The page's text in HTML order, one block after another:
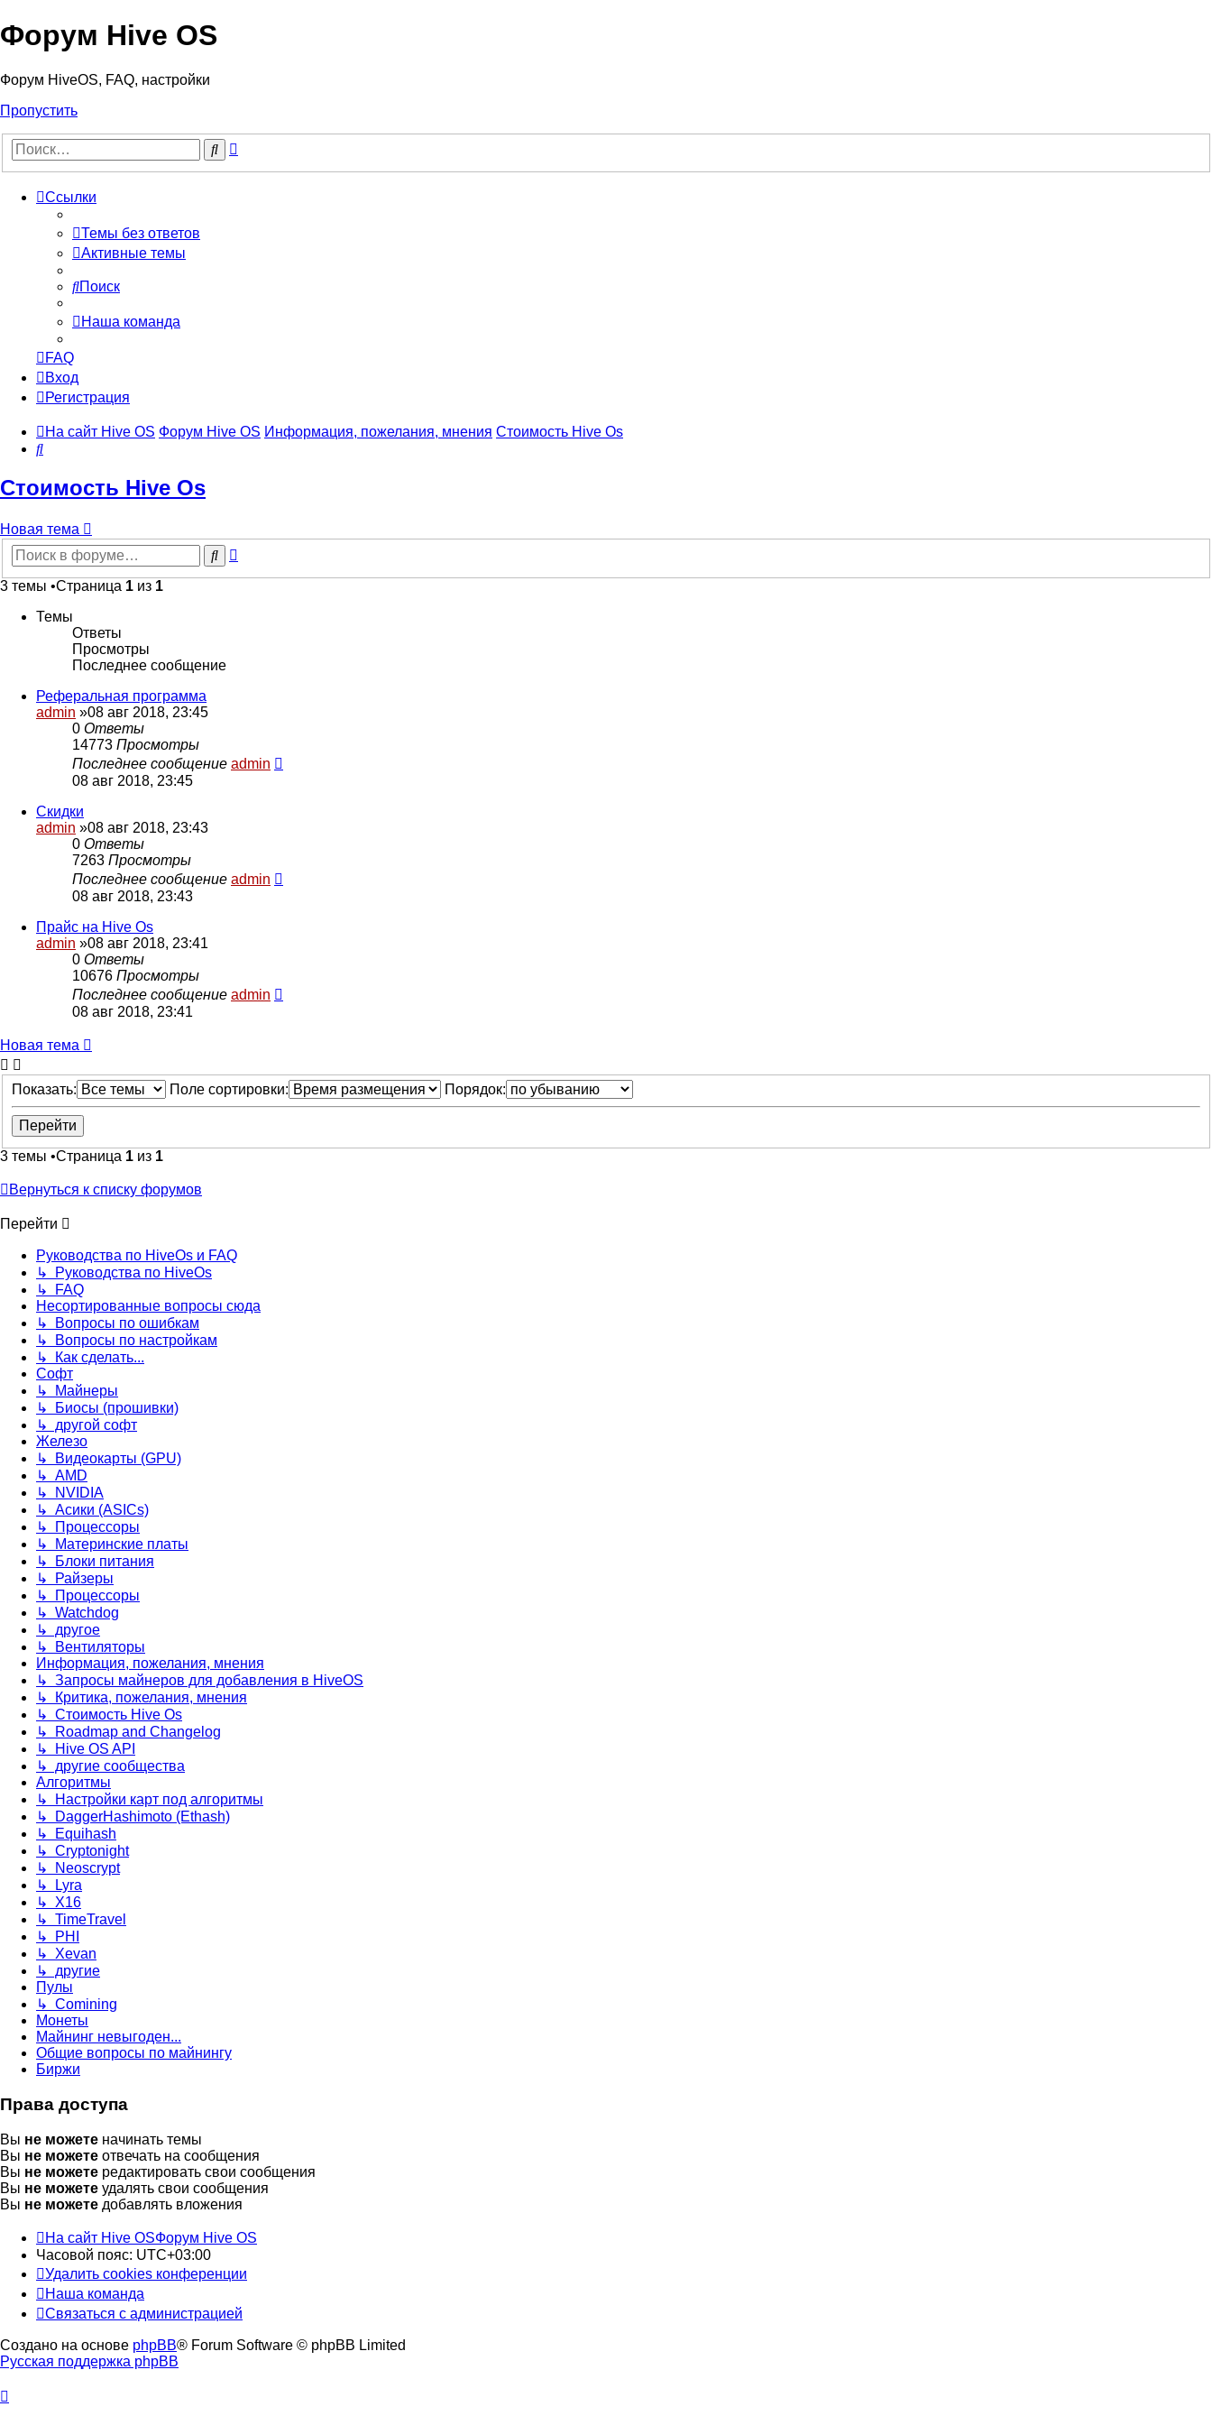
Форум Hive OS
Форум HiveOS, FAQ, настройки
Пропустить
Поиск
Ссылки
Темы без ответов
Активные темы
Поиск
Наша команда
FAQ
Вход
Регистрация
На сайт Hive OS Форум Hive OS Информация, пожелания, мнения Стоимость Hive Os
Поиск
Стоимость Hive Os
Новая тема
Поиск
3 темы •Страница 1 из 1
Темы
Ответы
Просмотры
Последнее сообщение
Реферальная программа
admin »08 авг 2018, 23:45
0 Ответы
14773 Просмотры
Последнее сообщение admin
08 авг 2018, 23:45
Скидки
admin »08 авг 2018, 23:43
0 Ответы
7263 Просмотры
Последнее сообщение admin
08 авг 2018, 23:43
Прайс на Hive Os
admin »08 авг 2018, 23:41
0 Ответы
10676 Просмотры
Последнее сообщение admin
08 авг 2018, 23:41
Новая тема
Показать: Поле сортировки: Порядок:
3 темы •Страница 1 из 1
Вернуться к списку форумов
Перейти
Руководства по HiveOs и FAQ
↳ Руководства по HiveOs
↳ FAQ
Несортированные вопросы сюда
↳ Вопросы по ошибкам
↳ Вопросы по настройкам
↳ Как сделать...
Софт
↳ Майнеры
↳ Биосы (прошивки)
↳ другой софт
Железо
↳ Видеокарты (GPU)
↳ AMD
↳ NVIDIA
↳ Асики (ASICs)
↳ Процессоры
↳ Материнские платы
↳ Блоки питания
↳ Райзеры
↳ Процессоры
↳ Watchdog
↳ другое
↳ Вентиляторы
Информация, пожелания, мнения
↳ Запросы майнеров для добавления в HiveOS
↳ Критика, пожелания, мнения
↳ Стоимость Hive Os
↳ Roadmap and Changelog
↳ Hive OS API
↳ другие сообщества
Алгоритмы
↳ Настройки карт под алгоритмы
↳ DaggerHashimoto (Ethash)
↳ Equihash
↳ Cryptonight
↳ Neoscrypt
↳ Lyra
↳ X16
↳ TimeTravel
↳ PHI
↳ Xevan
↳ другие
Пулы
↳ Comining
Монеты
Майнинг невыгоден...
Общие вопросы по майнингу
Биржи
Права доступа
Вы не можете начинать темы
Вы не можете отвечать на сообщения
Вы не можете редактировать свои сообщения
Вы не можете удалять свои сообщения
Вы не можете добавлять вложения
На сайт Hive OSФорум Hive OS
Часовой пояс: UTC+03:00
Удалить cookies конференции
Наша команда
Связаться с администрацией
Создано на основе phpBB® Forum Software © phpBB Limited
Русская поддержка phpBB